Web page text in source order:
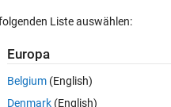
Liste auswählen:
Europa
Belgium (English)
Denmark (English)